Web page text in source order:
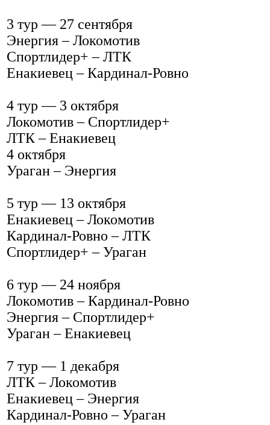
3 тур — 27 сентября
Энергия – Локомотив
Спортлидер+ – ЛТК
Енакиевец – Кардинал-Ровно
4 тур — 3 октября
Локомотив – Спортлидер+
ЛТК – Енакиевец
4 октября
Ураган – Энергия
5 тур — 13 октября
Енакиевец – Локомотив
Кардинал-Ровно – ЛТК
Спортлидер+ – Ураган
6 тур — 24 ноября
Локомотив – Кардинал-Ровно
Энергия – Спортлидер+
Ураган – Енакиевец
7 тур — 1 декабря
ЛТК – Локомотив
Енакиевец – Энергия
Кардинал-Ровно – Ураган